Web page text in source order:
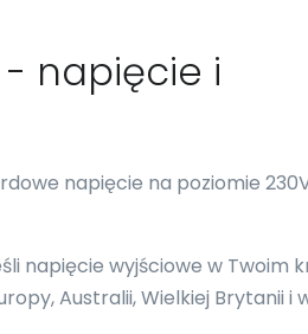
- napięcie i
napięcie na poziomie
napięcie wyjściowe w Twoim
Australii, Wielkiej Brytanii i